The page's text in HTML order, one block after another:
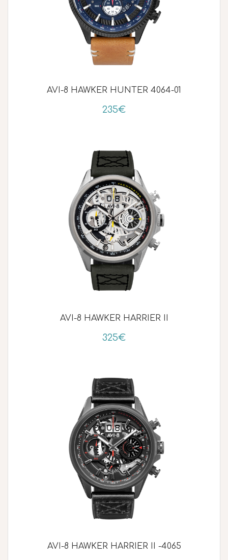
AVI-8 HAWKER HUNTER 4064-01
235€
AVI-8 HAWKER HARRIER II
325€
AVI-8 HAWKER HARRIER II -4065